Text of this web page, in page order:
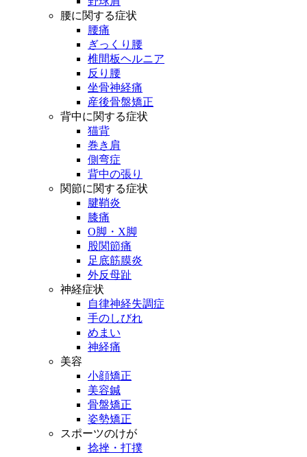
腰に関する症状
腰痛
ぎっくり腰
椎間板ヘルニア
反り腰
坐骨神経痛
産後骨盤矯正
背中に関する症状
猫背
巻き肩
側弯症
背中の張り
関節に関する症状
腱鞘炎
膝痛
O脚・X脚
股関節痛
足底筋膜炎
外反母趾
神経症状
自律神経失調症
手のしびれ
めまい
神経痛
美容
小顔矯正
美容鍼
骨盤矯正
姿勢矯正
スポーツのけが
捻挫・打撲